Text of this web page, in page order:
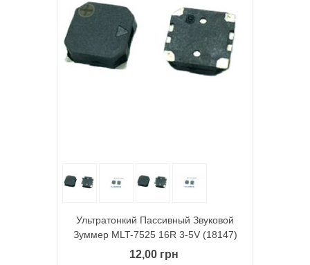
Ультратонкий Пассивный Звуковой
Зуммер MLT-7525 16R 3-5V (18147)
12,00 грн